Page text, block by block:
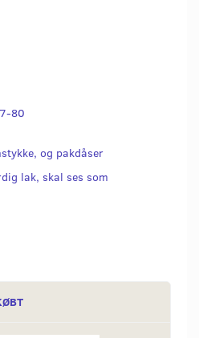
80
og pakdåser
lak, skal ses som